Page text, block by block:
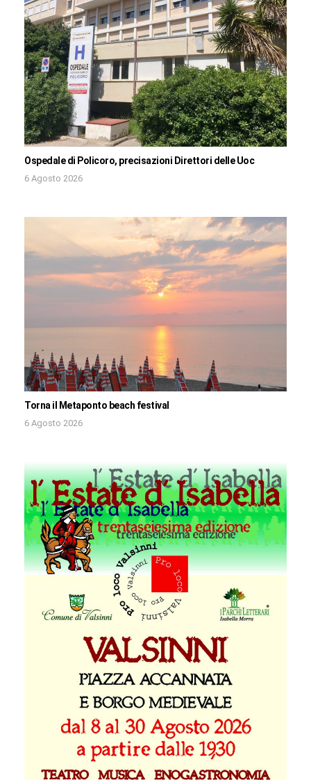
Ospedale di Policoro, precisazioni Direttori delle Uoc
6 Agosto 2026
Torna il Metaponto beach festival
6 Agosto 2026